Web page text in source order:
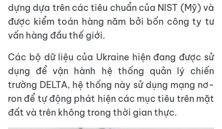
dựng dựa trên các tiêu chuẩn của NIST (Mỹ) và
được kiểm toán hàng năm bởi bốn công ty tư
vấn hàng đầu thế giới.
Các bộ dữ liệu của Ukraine hiện đang được sử
dụng để vận hành hệ thống quản lý chiến
trường DELTA, hệ thống này sử dụng mạng nơ-
ron để tự động phát hiện các mục tiêu trên mặt
đất và trên không trong thời gian thực.